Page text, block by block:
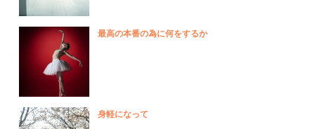
最高の本番の為に何をするか
身軽になって